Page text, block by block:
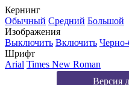
Кернинг
Обычный Средний Большой
Изображения
Выключить Включить
Шрифт
Arial Times New Roman
Версия